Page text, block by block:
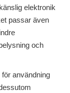
elektronik
passar även
och
användning